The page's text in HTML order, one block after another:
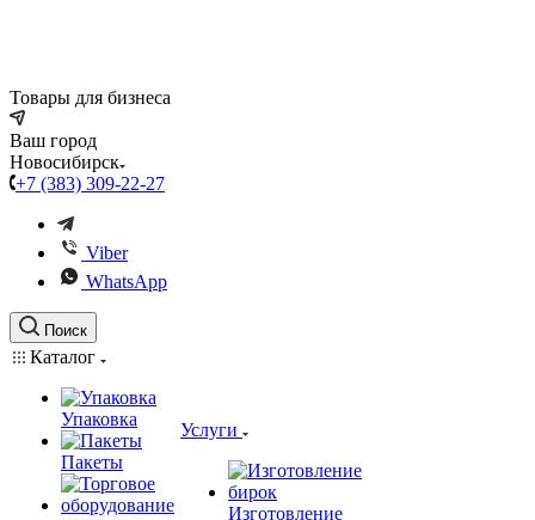
Товары для бизнеса
Ваш город
Новосибирск
+7 (383) 309-22-27
Viber
WhatsApp
Поиск
Каталог
Упаковка
Пакеты
Услуги
Изготовление